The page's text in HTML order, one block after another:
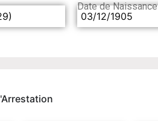
Date de Naissance
03/12/1905